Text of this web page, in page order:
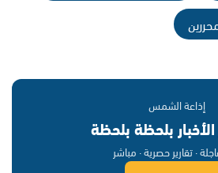
إذاعة الشمس
الأخبار بلحظة بلحظة
· تقارير حصرية · مباشر